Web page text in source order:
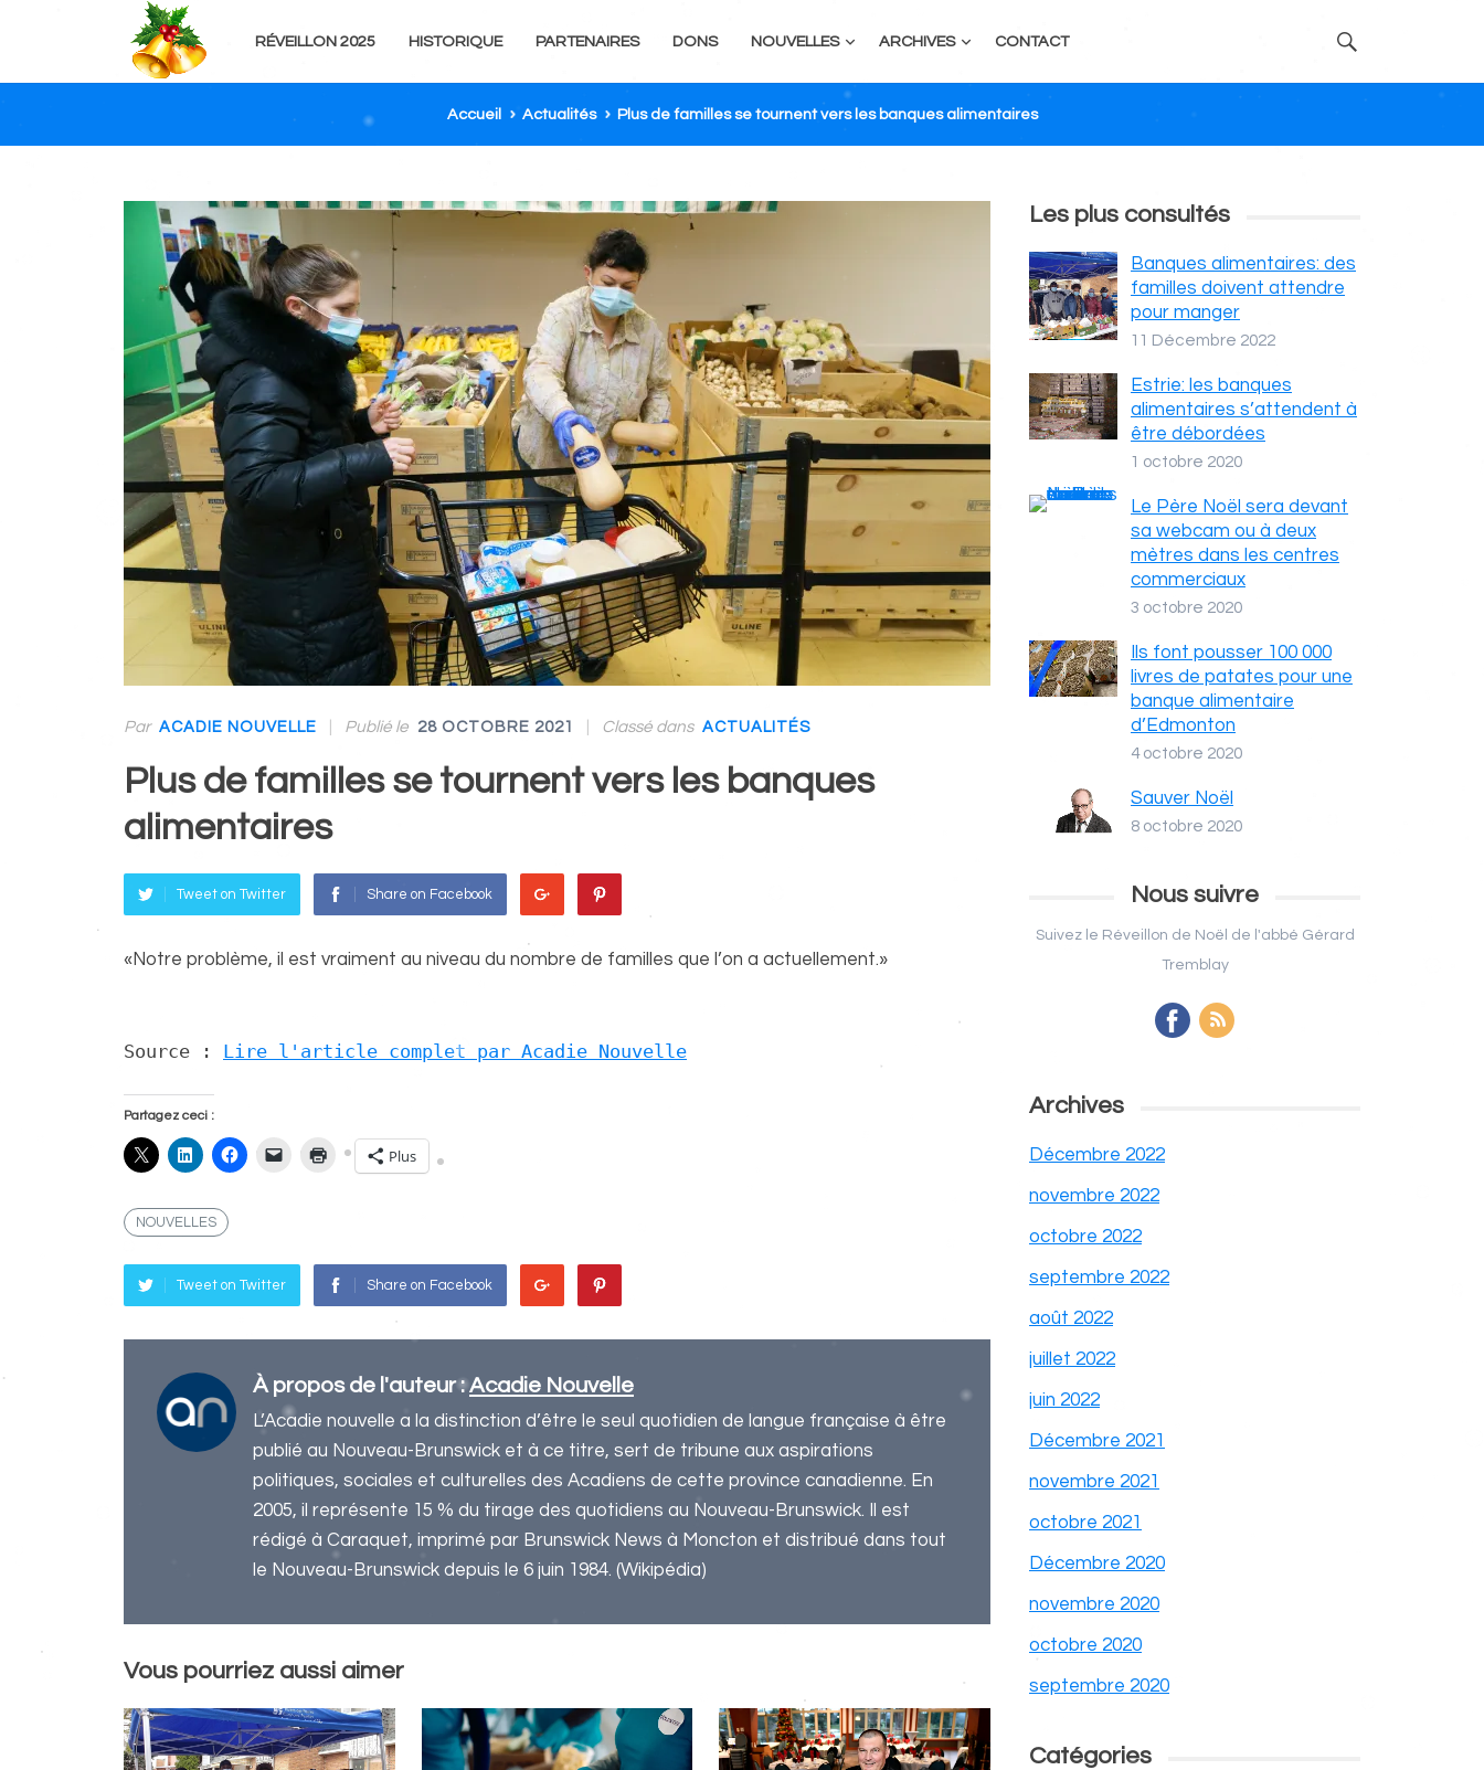
RÉVEILLON 2025 HISTORIQUE PARTENAIRES DONS NOUVELLES ARCHIVES CONTACT
Accueil Actualités Plus de familles se tournent vers les banques alimentaires
Par ACADIE NOUVELLE Publié le 28 OCTOBRE 2021 Classé dans ACTUALITÉS
Plus de familles se tournent vers les banques
alimentaires
Tweet on Twitter Share on Facebook
«Notre problème, il est vraiment au niveau du nombre de familles que l’on a actuellement.»
Source : Lire l'article complet par Acadie Nouvelle
Partagez ceci :
Plus
NOUVELLES
Tweet on Twitter Share on Facebook
À propos de l'auteur :Acadie Nouvelle
L’Acadie nouvelle a la distinction d’être le seul quotidien de langue française à être
publié au Nouveau-Brunswick et à ce titre, sert de tribune aux aspirations
politiques, sociales et culturelles des Acadiens de cette province canadienne. En
2005, il représente 15 % du tirage des quotidiens au Nouveau-Brunswick. Il est
rédigé à Caraquet, imprimé par Brunswick News à Moncton et distribué dans tout
le Nouveau-Brunswick depuis le 6 juin 1984. (Wikipédia)
Vous pourriez aussi aimer
Les plus consultés
Banques alimentaires: des
familles doivent attendre
pour manger
11 Décembre 2022
Estrie: les banques
alimentaires s’attendent à
être débordées
1 octobre 2020
Le Père Noël sera devant
sa webcam ou à deux
mètres dans les centres
commerciaux
3 octobre 2020
Ils font pousser 100 000
livres de patates pour une
banque alimentaire
d’Edmonton
4 octobre 2020
Sauver Noël
8 octobre 2020
Nous suivre
Suivez le Réveillon de Noël de l'abbé Gérard
Tremblay
Archives
Décembre 2022
novembre 2022
octobre 2022
septembre 2022
août 2022
juillet 2022
juin 2022
Décembre 2021
novembre 2021
octobre 2021
Décembre 2020
novembre 2020
octobre 2020
septembre 2020
Catégories